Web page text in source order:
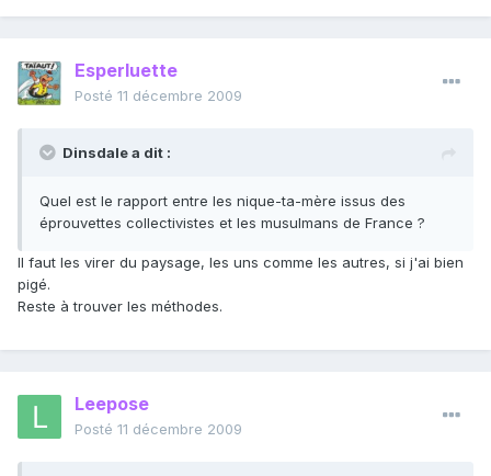
Esperluette
Posté 11 décembre 2009
Dinsdale a dit :
Quel est le rapport entre les nique-ta-mère issus des
éprouvettes collectivistes et les musulmans de France ?
Il faut les virer du paysage, les uns comme les autres, si j'ai bien
pigé.
Reste à trouver les méthodes.
Leepose
Posté 11 décembre 2009